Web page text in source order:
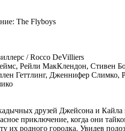
The Flyboys
/ Rocco DeVilliers
Рейли МакКлендон, Стивен
Геттлинг, Дженнифер Слимко,
друзей Джейсона и Кайла
приключение, когда они
их родного городка. Увидев